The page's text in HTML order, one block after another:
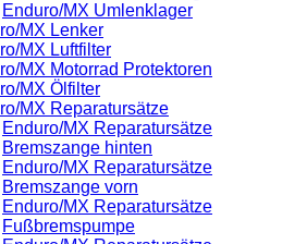
Enduro/MX Umlenklager
MX Lenker
MX Luftfilter
MX Motorrad Protektoren
MX Ölfilter
MX Reparatursätze
Enduro/MX Reparatursätze
Bremszange hinten
Enduro/MX Reparatursätze
Bremszange vorn
Enduro/MX Reparatursätze
Fußbremspumpe